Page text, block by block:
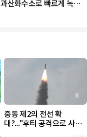
과산화수소로 빠르게 녹조
중동 제2의 전선 확
대?..."후티 공격으로 사우